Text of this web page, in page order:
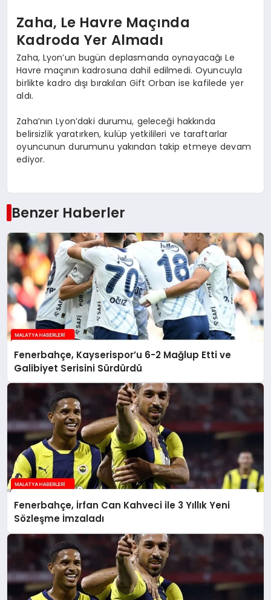
Zaha, Le Havre Maçında
Kadroda Yer Almadı
Zaha, Lyon’un bugün deplasmanda oynayacağı Le
Havre maçının kadrosuna dahil edilmedi. Oyuncuyla
birlikte kadro dışı bırakılan Gift Orban ise kafilede yer
aldı.
Zaha’nın Lyon’daki durumu, geleceği hakkında
belirsizlik yaratırken, kulüp yetkilileri ve taraftarlar
oyuncunun durumunu yakından takip etmeye devam
ediyor.
Benzer Haberler
Fenerbahçe, Kayserispor’u 6-2 Mağlup Etti ve
Galibiyet Serisini Sürdürdü
Fenerbahçe, İrfan Can Kahveci ile 3 Yıllık Yeni
Sözleşme İmzaladı